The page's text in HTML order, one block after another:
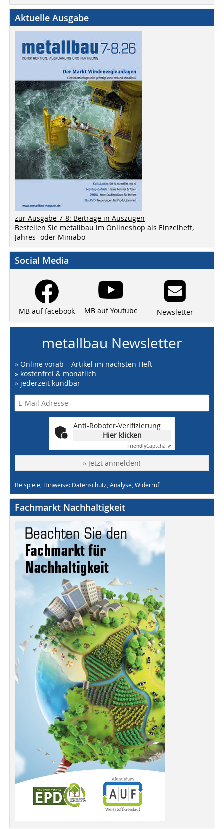
Aktuelle Ausgabe
zur Ausgabe 7-8: Beiträge in Auszügen
Bestellen Sie metallbau im Onlineshop als Einzelheft,
Jahres- oder Miniabo
Social Media
MB auf facebook MB auf Youtube Newsletter
metallbau Newsletter
» Online vorab – Artikel im nächsten Heft
» kostenfrei & monatlich
» jederzeit kündbar
Anti-Roboter-Verifizierung
Hier klicken
FriendlyCaptcha ⇗
» Jetzt anmelden!
Beispiele, Hinweise: Datenschutz, Analyse, Widerruf
Fachmarkt Nachhaltigkeit